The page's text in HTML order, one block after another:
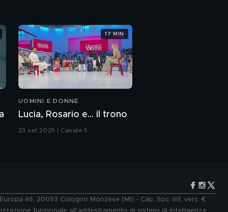
UOMINI E DONNE
Lucia, Rosario e... il trono
23 set 2025 | Canale 5
17 MIN
46, 20093 Cologno Monzese (MI) - Cap. Soc. int. vers. €